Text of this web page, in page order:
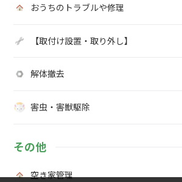
おうちのトラブルや修理
【取付け設置・取り外し】
解体撤去
害虫・害獣駆除
その他
空き家管理